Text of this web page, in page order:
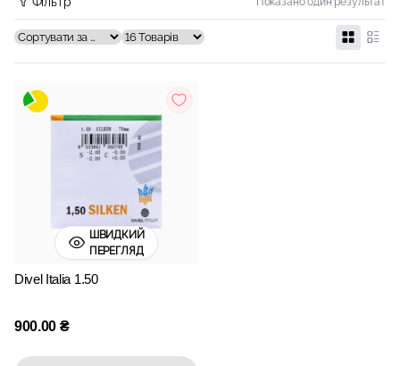
ШВИДКИЙ
ПЕРЕГЛЯД
Divel Italia 1.50
900.00 ₴